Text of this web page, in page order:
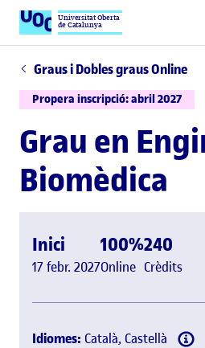
Universitat Oberta
de Catalunya
Graus i Dobles graus Online
Propera inscripció: abril 2027
Grau en
Biomèdica
Inici
17 febr. 2027
100%
Online
240
Crèdits
Idiomes: Català, Castellà